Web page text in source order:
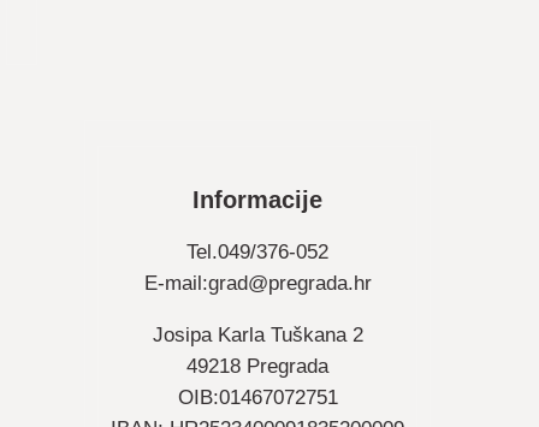
Informacije
Tel.049/376-052
E-mail:grad@pregrada.hr
Josipa Karla Tuškana 2
49218 Pregrada
OIB:01467072751